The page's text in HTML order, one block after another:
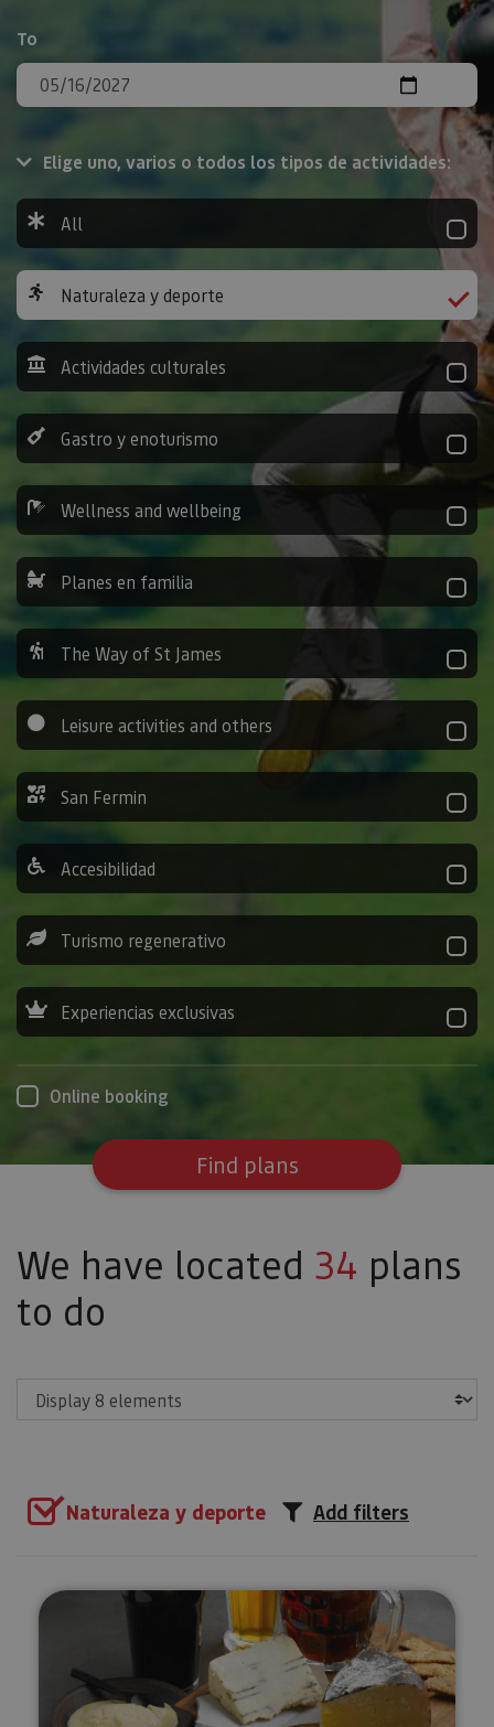
To
Elige uno, varios o todos los tipos de actividades:
All
Naturaleza y deporte
Actividades culturales
Gastro y enoturismo
Wellness and wellbeing
Planes en familia
The Way of St James
Leisure activities and others
San Fermin
Accesibilidad
Turismo regenerativo
Experiencias exclusivas
Online booking
Find plans
We have located 34 plans
to do
Naturaleza y deporte Add filters
Beer tasting in the Araitz valley